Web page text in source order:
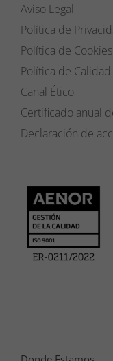
Aviso Legal
Política de
Política de Cookies
Política de Calidad
Canal Ético
Certificado anual
Declaración de